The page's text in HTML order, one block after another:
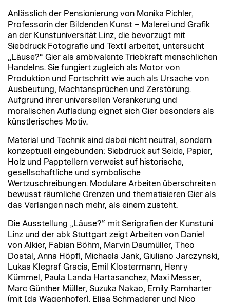
Anlässlich der Pensionierung von Monika Pichler,
Professorin der Bildenden Kunst – Malerei und Grafik
an der Kunstuniversität Linz, die bevorzugt mit
Siebdruck Fotografie und Textil arbeitet, untersucht
„Läuse?“ Gier als ambivalente Triebkraft menschlichen
Handelns. Sie fungiert zugleich als Motor von
Produktion und Fortschritt wie auch als Ursache von
Ausbeutung, Machtansprüchen und Zerstörung.
Aufgrund ihrer universellen Verankerung und
moralischen Aufladung eignet sich Gier besonders als
künstlerisches Motiv.
Material und Technik sind dabei nicht neutral, sondern
konzeptuell eingebunden: Siebdruck auf Seide, Papier,
Holz und Papptellern verweist auf historische,
gesellschaftliche und symbolische
Wertzuschreibungen. Modulare Arbeiten überschreiten
bewusst räumliche Grenzen und thematisieren Gier als
das Verlangen nach mehr, als einem zusteht.
Die Ausstellung „Läuse?“ mit Serigrafien der Kunstuni
Linz und der abk Stuttgart zeigt Arbeiten von Daniel
von Alkier, Fabian Böhm, Marvin Daumüller, Theo
Dostal, Anna Höpfl, Michaela Jank, Giuliano Jarczynski,
Lukas Klegraf Gracia, Emil Klostermann, Henry
Kümmel, Paula Landa Hartasanchez, Maxi Messer,
Marc Günther Müller, Suzuka Nakao, Emily Ramharter
(mit Ida Wagenhofer), Elisa Schmaderer und Nico